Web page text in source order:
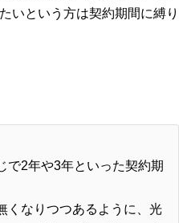
いという方は契約期間に縛り
で2年や3年といった契約期
くなりつつあるように、光